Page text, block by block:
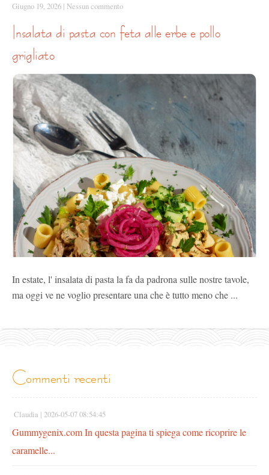
Giugno 19, 2026 | Nessun commento
grigliato
In estate, l' insalata di pasta la fa da padrona sulle nostre tavole,
ma oggi ve ne voglio presentare una che è tutto meno che ...
commenti recenti
Claudia | 2026-05-07 08:54:45
Gummygenix.com In questa pagina ti spiega come ricoprire le
caramelle...